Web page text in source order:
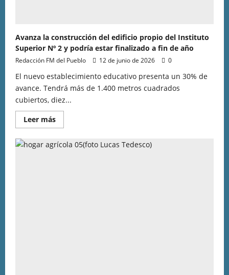
Avanza la construcción del edificio propio del Instituto
Superior Nº 2 y podría estar finalizado a fin de año
Redacción FM del Pueblo 12 de junio de 2026 0
El nuevo establecimiento educativo presenta un 30% de
avance. Tendrá más de 1.400 metros cuadrados
cubiertos, diez...
Leer más